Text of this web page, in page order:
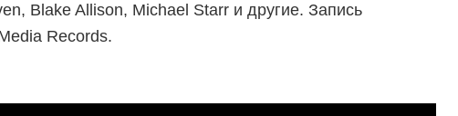
Blake Allison, Michael Starr и другие. Запись
Records.